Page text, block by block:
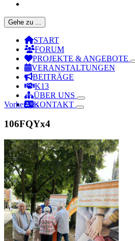
Gehe zu ...
START
FORUM
PROJEKTE & ANGEBOTE
VERANSTALTUNGEN
BEITRÄGE
K13
ÜBER UNS
KONTAKT
Vorheriges
106FQYx4